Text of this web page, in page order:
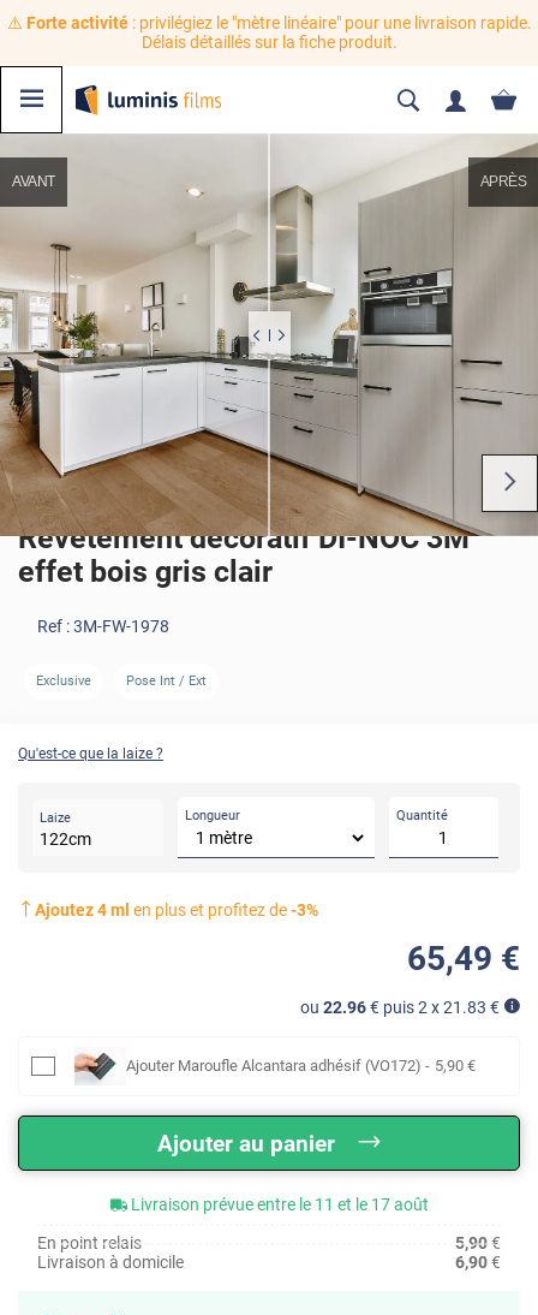
⚠️ Forte activité: privilégiez le "mètre linéaire" pour une livraison rapide.
Délais détaillés sur la fiche produit.
AVANT APRÈS
Revêtement décoratif DI-NOC 3M
effet bois gris clair
Ref :3M-FW-1978
Exclusive Pose Int / Ext
Qu'est-ce que la laize ?
Laize
122cm
Longueur Quantité
Ajoutez4ml en plus et profitez de-3%
65,49 €
ou 22.96€ puis 2 x21.83 €
Ajouter Maroufle Alcantara adhésif (VO172) - 5,90 €
Ajouter au panier
Livraison prévue entre le 11 et le 17 août
En point relais
5,90€
Livraison à domicile
6,90€